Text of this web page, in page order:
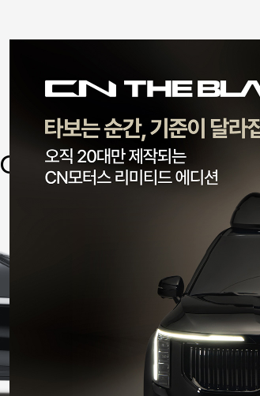
CL9